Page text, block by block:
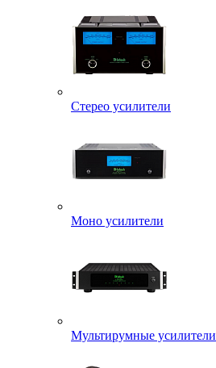
Стерео усилители
Моно усилители
Мультирумные усилители